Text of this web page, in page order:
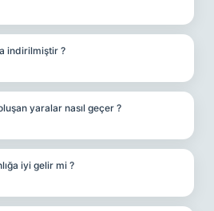
indirilmiştir ?
yaralar nasıl geçer ?
iyi gelir mi ?